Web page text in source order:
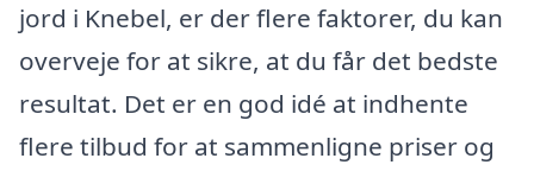
jord i Knebel, er der flere faktorer, du kan
overveje for at sikre, at du får det bedste
resultat. Det er en god idé at indhente
flere tilbud for at sammenligne priser og